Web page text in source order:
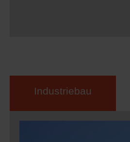
Industriebau